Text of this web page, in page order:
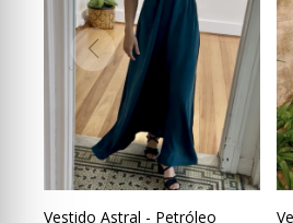
Vestido Astral - Petróleo